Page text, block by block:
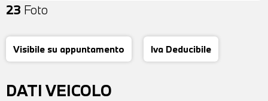
23 Foto
Visibile su appuntamento Iva Deducibile
DATI VEICOLO